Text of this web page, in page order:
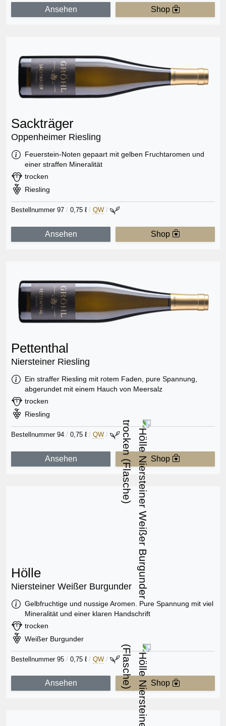
Ansehen Shop
Sackträger
Oppenheimer Riesling
Information:
Feuerstein-Noten gepaart mit gelben Fruchtaromen und
einer straffen Mineralität
Geschmack:
trocken
Rebsorte:
Riesling
Bestellnummer 97 / 0,75 ℓ / QW /
Ansehen Shop
Pettenthal
Niersteiner Riesling
Information:
Ein straffer Riesling mit rotem Faden, pure Spannung,
abgerundet mit einem Hauch von Meersalz
Geschmack:
trocken
Rebsorte:
Riesling
Bestellnummer 94 / 0,75 ℓ / QW /
Ansehen Shop
Hölle
Niersteiner Weißer Burgunder
Information:
Gelbfruchtige und nussige Aromen. Pure Spannung mit viel
Mineralität und einer klaren Handschrift
Geschmack:
trocken
Rebsorte:
Weißer Burgunder
Bestellnummer 95 / 0,75 ℓ / QW /
Ansehen Shop